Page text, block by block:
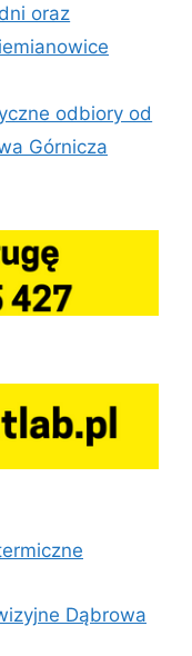
oraz
odbiory od
Górnicza
Dąbrowa